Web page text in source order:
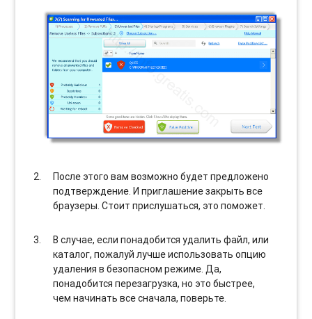
После этого вам возможно будет предложено
подтверждение. И приглашение закрыть все
браузеры. Стоит прислушаться, это поможет.
В случае, если понадобится удалить файл, или
каталог, пожалуй лучше использовать опцию
удаления в безопасном режиме. Да,
понадобится перезагрузка, но это быстрее,
чем начинать все сначала, поверьте.